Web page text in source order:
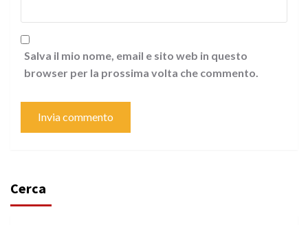
Salva il mio nome, email e sito web in questo
browser per la prossima volta che commento.
Cerca